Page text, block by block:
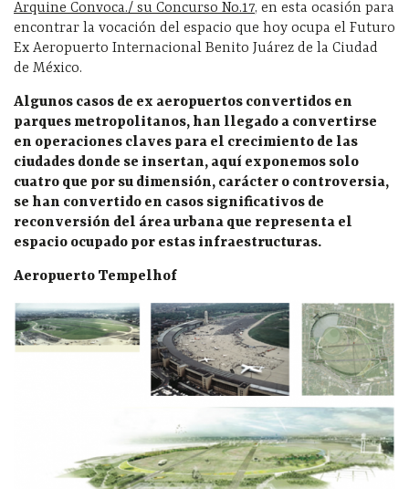
Arquine Convoca./ su Concurso No.17, en esta ocasión para
encontrar la vocación del espacio que hoy ocupa el Futuro
Ex Aeropuerto Internacional Benito Juárez de la Ciudad
de México.
Algunos casos de ex aeropuertos convertidos en
parques metropolitanos, han llegado a convertirse
en operaciones claves para el crecimiento de las
ciudades donde se insertan, aquí exponemos solo
cuatro que por su dimensión, carácter o controversia,
se han convertido en casos significativos de
reconversión del área urbana que representa el
espacio ocupado por estas infraestructuras.
Aeropuerto Tempelhof